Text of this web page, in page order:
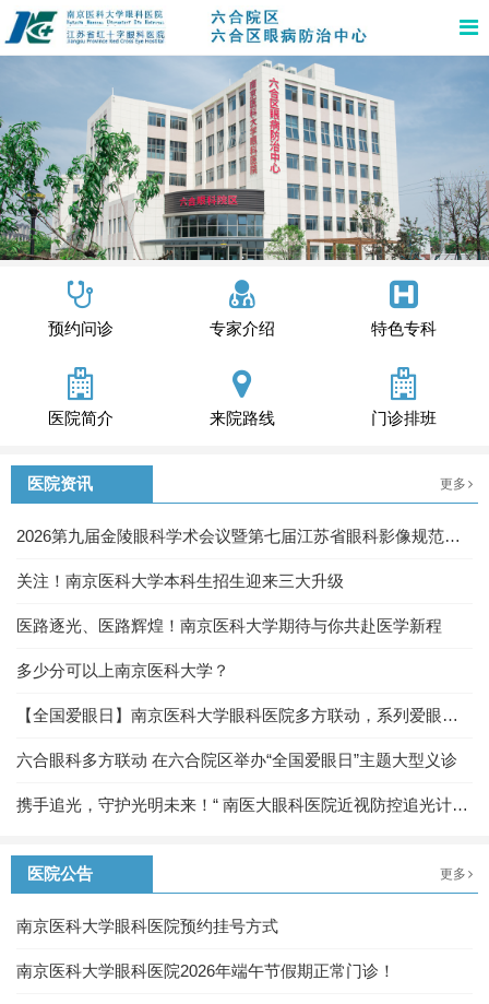
预约问诊 专家介绍 特色专科
医院简介 来院路线 门诊排班
医院资讯 更多
2026第九届金陵眼科学术会议暨第七届江苏省眼科影像规范化
及眼底病诊疗新进展学习班圆满落幕
关注！南京医科大学本科生招生迎来三大升级
医路逐光、医路辉煌！南京医科大学期待与你共赴医学新程
多少分可以上南京医科大学？
【全国爱眼日】南京医科大学眼科医院多方联动，系列爱眼活
动守护“心灵之窗”
六合眼科多方联动 在六合院区举办“全国爱眼日”主题大型义诊
携手追光，守护光明未来！“ 南医大眼科医院近视防控追光计
医院公告
更多
南京医科大学眼科医院预约挂号方式
南京医科大学眼科医院2026年端午节假期正常门诊！